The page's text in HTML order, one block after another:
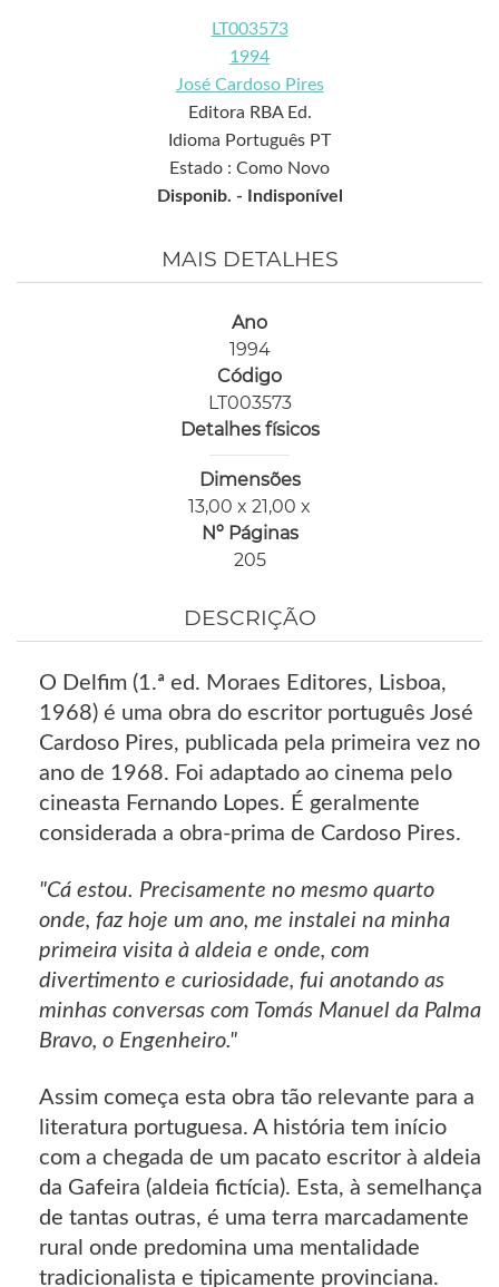
LT003573
1994
José Cardoso Pires
Editora RBA Ed.
Idioma Português PT
Estado : Como Novo
Disponib. -
Indisponível
MAIS DETALHES
Ano
1994
Código
LT003573
Detalhes físicos
Dimensões
13,00 x 21,00 x
Nº Páginas
205
DESCRIÇÃO
O Delfim (1.ª ed. Moraes Editores, Lisboa,
1968) é uma obra do escritor português José
Cardoso Pires, publicada pela primeira vez no
ano de 1968. Foi adaptado ao cinema pelo
cineasta Fernando Lopes. É geralmente
considerada a obra-prima de Cardoso Pires.
"Cá estou. Precisamente no mesmo quarto
onde, faz hoje um ano, me instalei na minha
primeira visita à aldeia e onde, com
divertimento e curiosidade, fui anotando as
minhas conversas com Tomás Manuel da Palma
Bravo, o Engenheiro."
Assim começa esta obra tão relevante para a
literatura portuguesa. A história tem início
com a chegada de um pacato escritor à aldeia
da Gafeira (aldeia fictícia). Esta, à semelhança
de tantas outras, é uma terra marcadamente
rural onde predomina uma mentalidade
tradicionalista e tipicamente provinciana.